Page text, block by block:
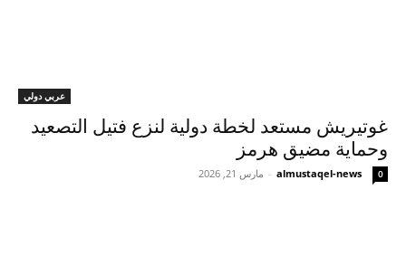
عربي دولي
غوتيريش مستعد لخطة دولية لنزع فتيل التصعيد
وحماية مضيق هرمز
almustaqel-news
- مارس 21, 2026 0